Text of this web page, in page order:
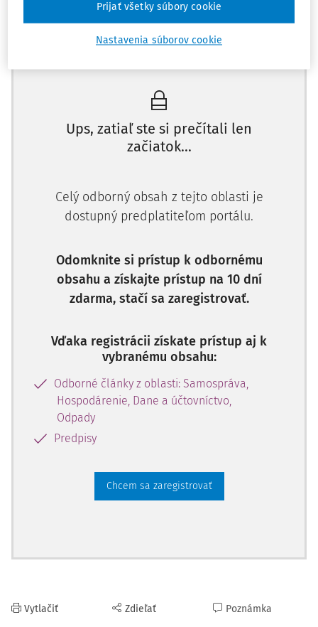
Máte predplatné?
Ups, zatiaľ ste si prečítali len
začiatok...
Celý odborný obsah z tejto oblasti je
dostupný predplatiteľom portálu.
Odomknite si prístup k odbornému
obsahu a získajte prístup na 10 dní
zdarma, stačí sa zaregistrovať.
Vďaka registrácii získate prístup aj k
vybranému obsahu:
Odborné články z oblasti: Samospráva,
Hospodárenie, Dane a účtovníctvo,
Odpady
Predpisy
Chcem sa zaregistrovať
Vytlačiť Zdieľať Poznámka
Nastavenia súborov cookie
Prijať všetky súbory cookie